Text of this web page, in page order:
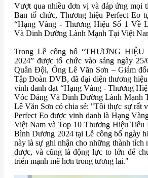
Vượt qua nhiều đơn vị và đáp ứng mọi
Ban tổ chức, Thương hiệu Perfect Eo
“Hạng Vàng - Thương Hiệu Số 1 Về
Và Dinh Dưỡng Lành Mạnh Tại Việt
Trong Lễ công bố “THƯƠNG
2024” được tổ chức vào sáng ngày
Quân Đội, Ông Lê Văn Sơn – Giám
Tập Đoàn DVB, đã đại diện thương
vinh danh đạt “Hạng Vàng - Thương
Vóc Dáng Và Dinh Dưỡng Lành Mạnh
Lê Văn Sơn có chia sẻ: "Tôi thực sự rất
Perfect Eo được vinh danh là Hạng
Việt Nam và Top 10 Thương Hiệu
Bình Dương 2024 tại Lễ công bố ngày
này là sự ghi nhận cho những thành tích
được, và cũng là động lực to lớn để
triển mạnh mẽ hơn trong tương lai."